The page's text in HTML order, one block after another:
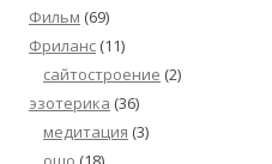
Фильм (69)
Фриланс (11)
сайтостроение (2)
эзотерика (36)
медитация (3)